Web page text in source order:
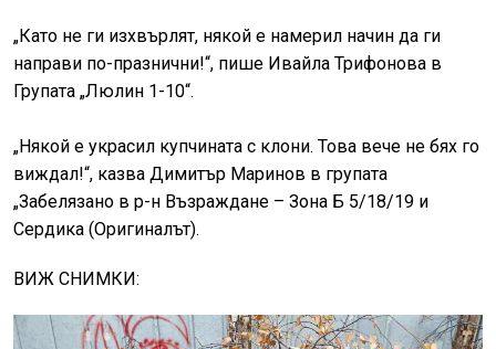
„Като не ги изхвърлят, някой е намерил начин да ги
направи по-празнични!“, пише Ивайла Трифонова в
Групата „Люлин 1-10“.
„Някой е украсил купчината с клони. Това вече не бях го
виждал!“, казва Димитър Маринов в групата
„Забелязано в р-н Възраждане – Зона Б 5/18/19 и
Сердика (Оригиналът).
ВИЖ СНИМКИ: